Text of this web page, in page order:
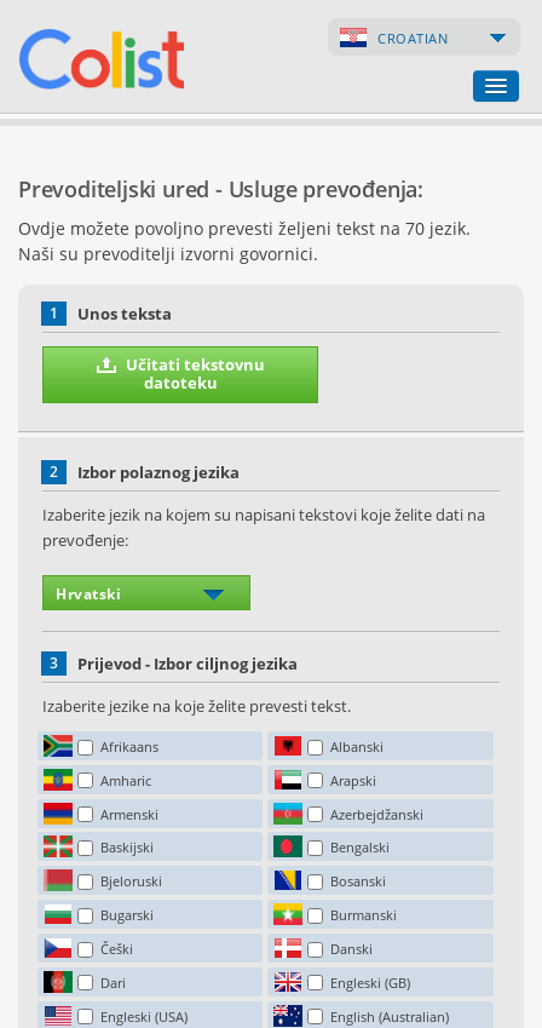
CROATIAN
Popis poduzeća
Internetske stranice
Internetske trgovine
Prevoditeljski ured - Usluge prevođenja:
Ovdje možete povoljno prevesti željeni tekst na 70 jezik.
Naši su prevoditelji izvorni govornici.
1 Unos teksta
Učitati tekstovnu
datoteku
2
Izbor polaznog jezika
Izaberite jezik na kojem su napisani tekstovi koje želite dati na
prevođenje:
3
Prijevod - Izbor ciljnog jezika
Izaberite jezike na koje želite prevesti tekst.
Afrikaans
Albanski
Amharic
Arapski
Armenski
Azerbejdžanski
Baskijski
Bengalski
Bjeloruski
Bosanski
Bugarski
Burmanski
Češki
Danski
Dari
Engleski (GB)
Engleski (USA)
English (Australian)